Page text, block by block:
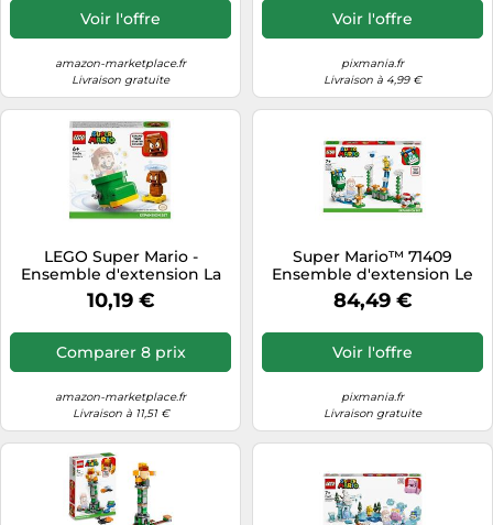
avec Pack de Démarrage
Mario, Luigi ou Peach,
Voir l'offre
amazon-marketplace.fr
Livraison gratuite
Voir l'offre
pixmania.fr
Livraison à 4,99 €
LEGO Super Mario -
Ensemble d'extension La
chaussure du Goomba -
71404
10,19 €
Comparer 8 prix
amazon-marketplace.fr
Livraison à 11,51 €
Super Mario™ 71409
Ensemble d'extension Le
défi du Maxi-Spike sur un
nuage
84,49 €
Voir l'offre
pixmania.fr
Livraison gratuite